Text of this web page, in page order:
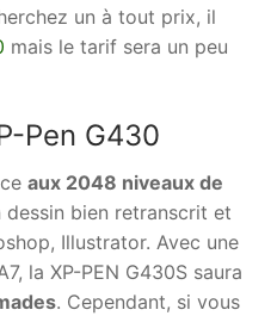
un à tout prix, il
mais le tarif sera un peu
Pen G430
aux 2048 niveaux de
dessin bien retranscrit et
Illustrator. Avec une
la XP-PEN G430S saura
. Cependant, si vous